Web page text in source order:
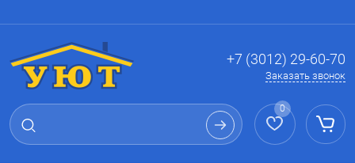
+7 (3012) 29-60-70
Заказать звонок
0